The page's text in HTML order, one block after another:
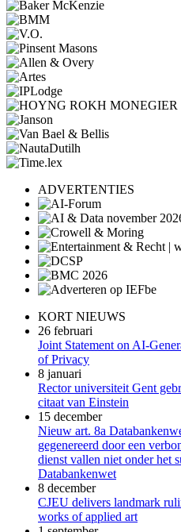
ADVERTENTIES
KORT NIEUWS
26 februari
Joint Statement on AI-
of Privacy
8 januari
Rector universiteit Gent
citaat van Einstein
15 december
Nieuw art. 8a
gegenereerd door een
dienst vallen niet onder het
Databankenwet
8 december
CJEU delivers landmark
works of applied art